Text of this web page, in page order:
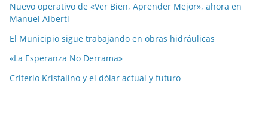
Nuevo operativo de «Ver Bien, Aprender Mejor», ahora en
Manuel Alberti
El Municipio sigue trabajando en obras hidráulicas
«La Esperanza No Derrama»
Criterio Kristalino y el dólar actual y futuro